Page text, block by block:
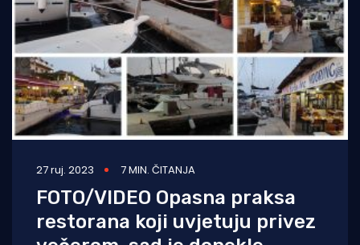
27 ruj. 2023 7 MIN. ČITANJA
FOTO/VIDEO Opasna praksa
restorana koji uvjetuju privez